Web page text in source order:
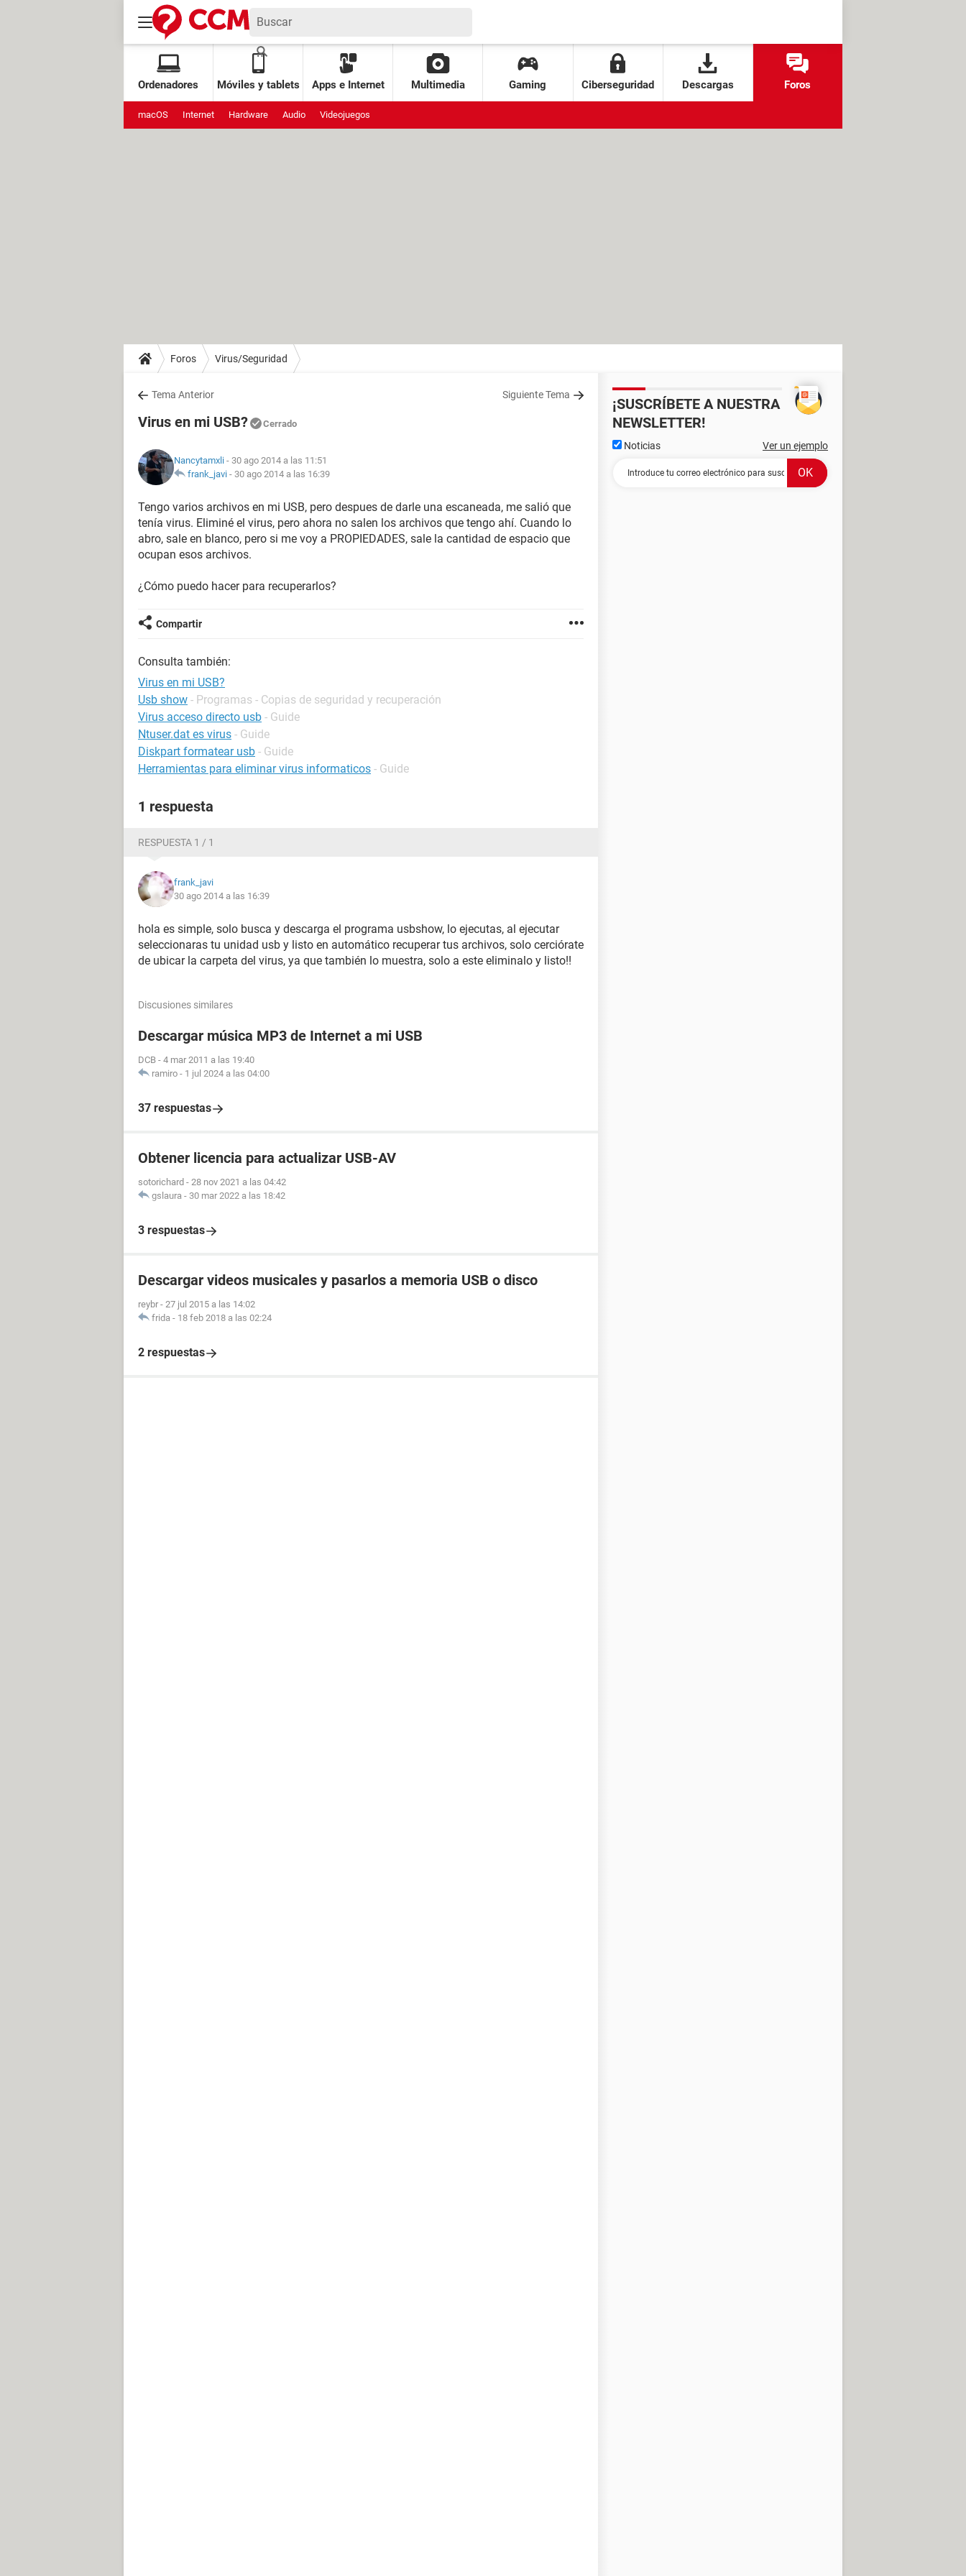
Ordenadores Móviles y tablets Apps e Internet Multimedia Gaming Ciberseguridad Descargas Foros
macOS Internet Hardware Audio Videojuegos
Foros Virus/Seguridad
Tema Anterior Siguiente Tema
Virus en mi USB? Cerrado
Nancytamxli - 30 ago 2014 a las 11:51
frank_javi - 30 ago 2014 a las 16:39
Tengo varios archivos en mi USB, pero despues de darle una escaneada, me salió que
tenía virus. Eliminé el virus, pero ahora no salen los archivos que tengo ahí. Cuando lo
abro, sale en blanco, pero si me voy a PROPIEDADES, sale la cantidad de espacio que
ocupan esos archivos.
¿Cómo puedo hacer para recuperarlos?
Compartir
Consulta también:
Virus en mi USB?
Usb show - Programas - Copias de seguridad y recuperación
Virus acceso directo usb - Guide
Ntuser.dat es virus - Guide
Diskpart formatear usb - Guide
Herramientas para eliminar virus informaticos - Guide
1 respuesta
RESPUESTA 1 / 1
frank_javi
30 ago 2014 a las 16:39
hola es simple, solo busca y descarga el programa usbshow, lo ejecutas, al ejecutar
seleccionaras tu unidad usb y listo en automático recuperar tus archivos, solo cerciórate
de ubicar la carpeta del virus, ya que también lo muestra, solo a este eliminalo y listo!!
Discusiones similares
Descargar música MP3 de Internet a mi USB
DCB - 4 mar 2011 a las 19:40
ramiro - 1 jul 2024 a las 04:00
37 respuestas
Obtener licencia para actualizar USB-AV
sotorichard - 28 nov 2021 a las 04:42
gslaura - 30 mar 2022 a las 18:42
3 respuestas
Descargar videos musicales y pasarlos a memoria USB o disco
reybr - 27 jul 2015 a las 14:02
frida - 18 feb 2018 a las 02:24
2 respuestas
¡SUSCRÍBETE A NUESTRA
NEWSLETTER!
Noticias Ver un ejemplo